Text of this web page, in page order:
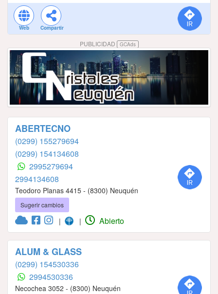
Web Compartir
PUBLICIDAD GCAds
ABERTECNO
(0299) 155279694
(0299) 154134608
2995279694
2994134608
Teodoro Planas 4415 - (8300) Neuquén
Sugerir cambios
| | Abierto
ALUM & GLASS
(0299) 154530336
2994530336
Necochea 3052 - (8300) Neuquén